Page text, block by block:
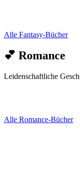
Alle Fantasy-Bücher
💕 Romance
Leidenschaftliche
Alle Romance-Bücher